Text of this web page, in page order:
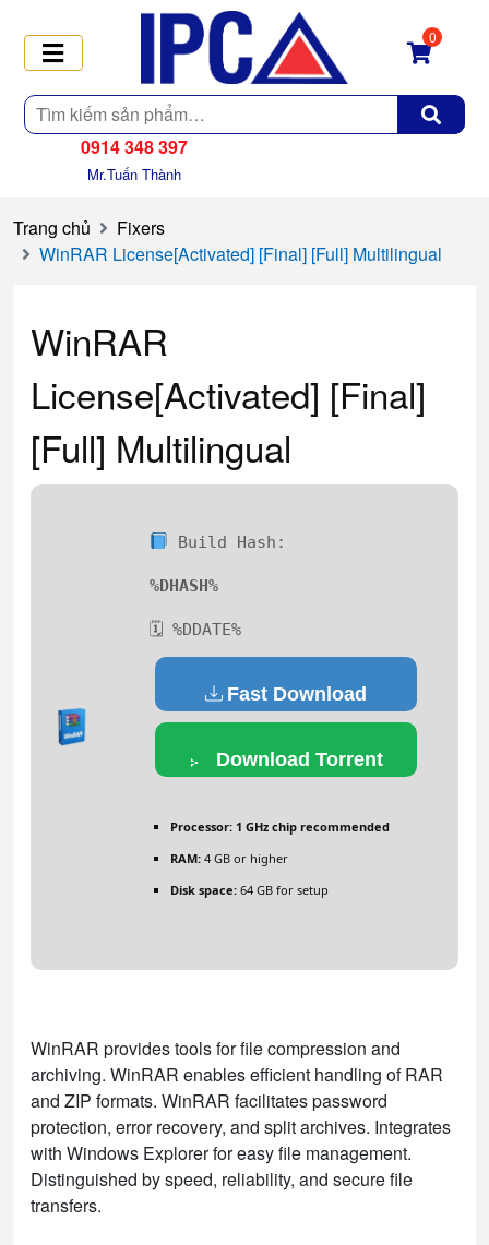
Tìm
kiếm
0
0914 348 397
Mr.Tuấn Thành
Trang chủ
Fixers
WinRAR License[Activated] [Final] [Full] Multilingual
WinRAR
License[Activated] [Final]
[Full] Multilingual
Build Hash:
%DHASH%
🗓 %DDATE%
Fast Download
Download Torrent
Processor: 1 GHz chip recommended
RAM: 4 GB or higher
Disk space: 64 GB for setup
WinRAR provides tools for file compression and
archiving. WinRAR enables efficient handling of RAR
and ZIP formats. WinRAR facilitates password
protection, error recovery, and split archives. Integrates
with Windows Explorer for easy file management.
Distinguished by speed, reliability, and secure file
transfers.